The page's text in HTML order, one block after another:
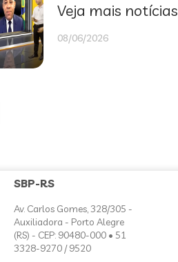
Veja mais notícias
08/06/2026
SBP-RS
Av. Carlos Gomes, 328/305 -
Auxiliadora - Porto Alegre
(RS) - CEP: 90480-000 • 51
3328-9270 / 9520